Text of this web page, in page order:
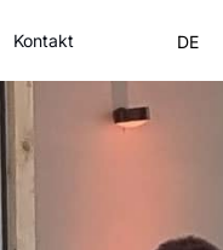
Kontakt DE